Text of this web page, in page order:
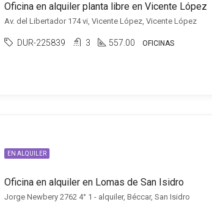
Oficina en alquiler planta libre en Vicente López
Av. del Libertador 174 vi, Vicente López, Vicente López
DUR-225839 3 557.00 OFICINAS
EN ALQUILER
Oficina en alquiler en Lomas de San Isidro
Jorge Newbery 2762 4° 1 - alquiler, Béccar, San Isidro